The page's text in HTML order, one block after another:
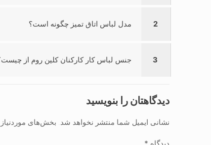
2 مدل لباس اتاق تمیز چگونه است؟
3 جنس لباس کار کارکنان کلین روم از
دیدگاهتان را بنویسید
نشانی ایمیل شما منتشر نخواهد شد. بخش‌های